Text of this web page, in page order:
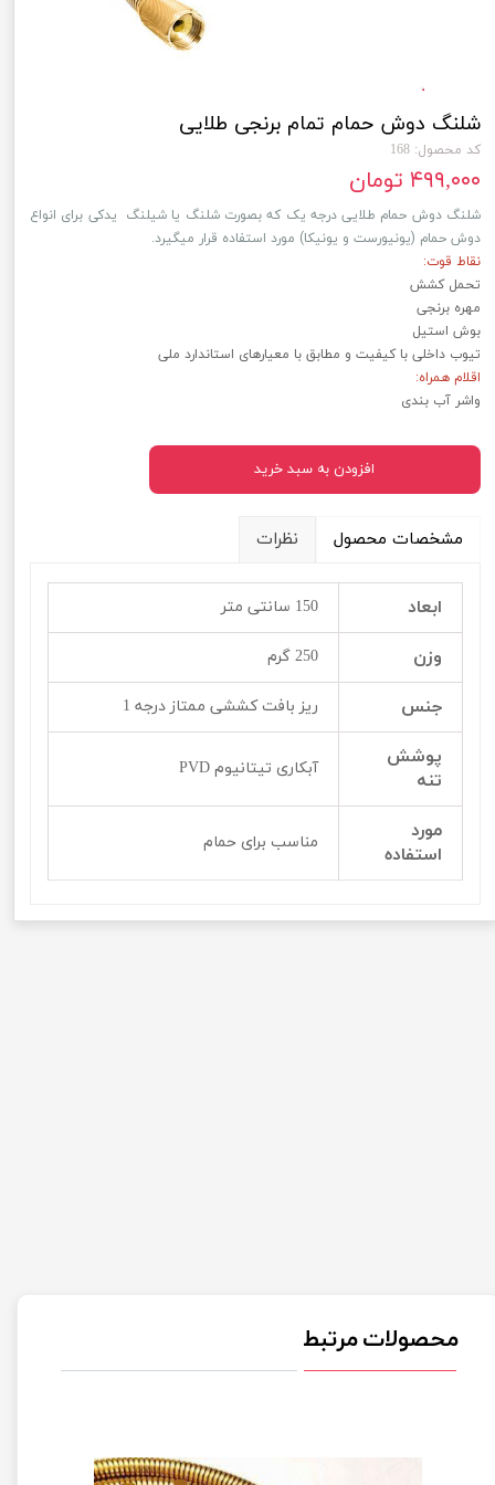
شلنگ دوش حمام تمام برنجی طلایی
کد محصول: 168
۴۹۹,۰۰۰ تومان
شلنگ دوش حمام طلایی درجه یک که بصورت شلنگ یا شیلنگ یدکی برای انواع
دوش حمام (یونیورست و یونیکا) مورد استفاده قرار میگیرد.
نقاط قوت:
تحمل کشش
مهره برنجی
بوش استیل
تیوب داخلی با کیفیت و مطابق با معیار‌‌‌‌های استاندارد ملی
اقلام همراه:
واشر آب بندی
افزودن به سبد خرید
مشخصات محصول نظرات
ابعاد 150 سانتی متر
وزن 250 گرم
جنس ریز بافت کششی ممتاز درجه 1
پوشش
تنه
آبکاری تیتانیوم PVD
مورد
استفاده
مناسب برای حمام
محصولات مرتبط